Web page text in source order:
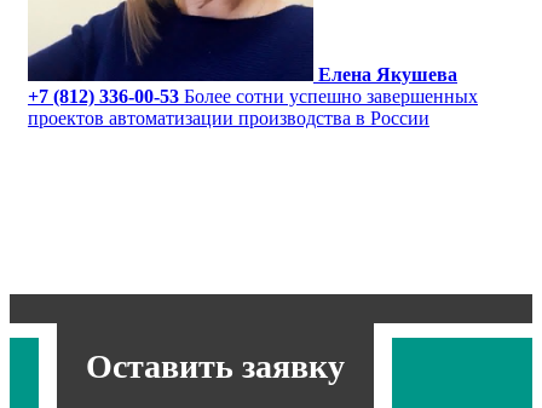
Елена Якушева
+7 (812) 336-00-53 Более сотни успешно завершенных
проектов автоматизации производства в России
Оставить заявку